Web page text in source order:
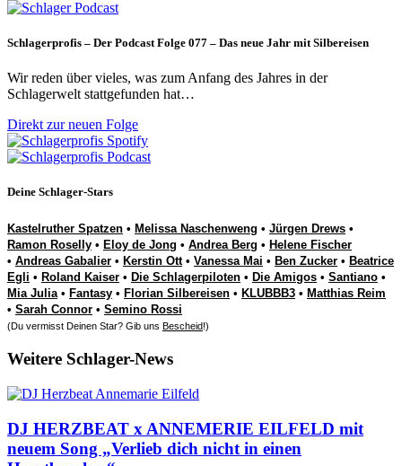
Schlagerprofis – Der Podcast Folge 077 – Das neue Jahr mit Silbereisen
Wir reden über vieles, was zum Anfang des Jahres in der
Schlagerwelt stattgefunden hat…
Direkt zur neuen Folge
Deine Schlager-Stars
Kastelruther Spatzen • Melissa Naschenweng • Jürgen Drews •
Ramon Roselly • Eloy de Jong • Andrea Berg • Helene Fischer
• Andreas Gabalier • Kerstin Ott• Vanessa Mai • Ben Zucker • Beatrice
Egli • Roland Kaiser • Die Schlagerpiloten • Die Amigos • Santiano •
Mia Julia • Fantasy • Florian Silbereisen • KLUBBB3 • Matthias Reim
• Sarah Connor • Semino Rossi
(Du vermisst Deinen Star? Gib uns Bescheid!)
Weitere Schlager-News
DJ HERZBEAT x ANNEMERIE EILFELD mit
neuem Song „Verlieb dich nicht in einen